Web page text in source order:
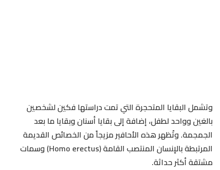
وتشمل البقايا المتحجرة التي تمت دراستها فكين لشخصين
بالغين وواحد لطفل، إضافة إلى بقايا أسنان وبقايا ما بعد
الجمجمة. وتُظهر هذه الأحافير مزيجاً من الخصائص القديمة
المرتبطة بالإنسان المنتصب القامة (Homo erectus) وسمات
مشتقة أكثر حداثة.